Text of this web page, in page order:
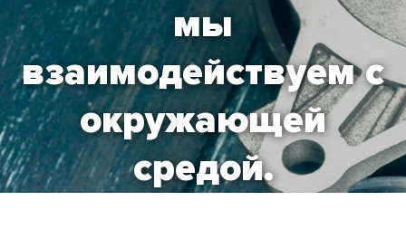
мы
взаимодействуем с
окружающей
средой.